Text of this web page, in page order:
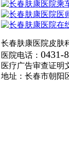
长春肤康医院皮肤
医院电话： 0431-
医疗广告审查证明
地址：长春市朝阳